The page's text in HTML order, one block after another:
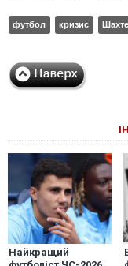
футбол кризис
Найкращий